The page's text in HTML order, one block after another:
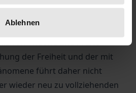
Ablehnen
des Begriffs einlässt, muss
von Theorie und Praxis
der Freiheit und der mit
führt daher nicht
wieder neu zu vollziehenden